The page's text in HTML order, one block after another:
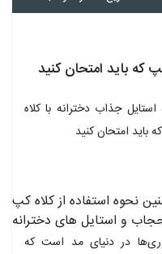
نحوه استفاده از کلاه کپ
و استایل های دخترانه
در دنیای مد است که